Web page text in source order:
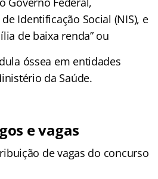
Identificação Social (NIS), e
de baixa renda” ou
óssea em entidades
da Saúde.
e vagas
de vagas do concurso